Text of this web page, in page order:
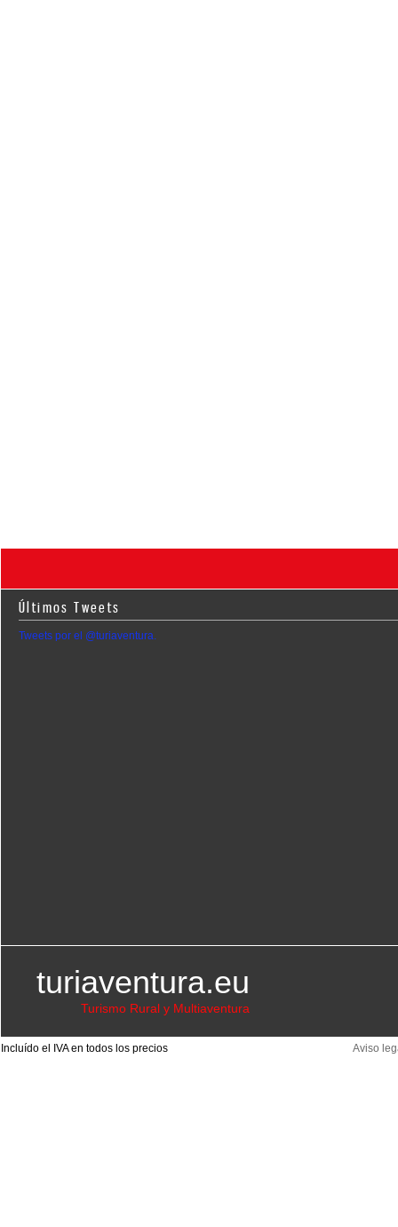
Últimos Tweets
Tweets por el @turiaventura.
turiaventura.eu
Turismo Rural y Multiaventura
Incluído el IVA en todos los precios Aviso